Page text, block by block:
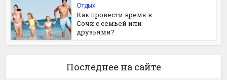
Отдых
Как провести время в
Сочи с семьей или
друзьями?
Последнее на сайте